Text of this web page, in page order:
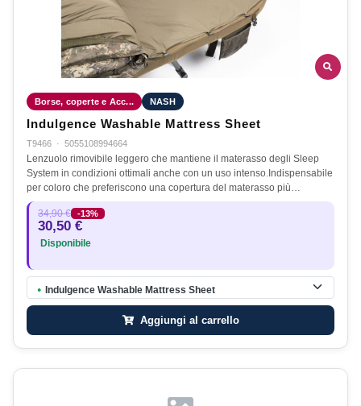
Borse, coperte e Acc... NASH
Indulgence Washable Mattress Sheet
T9466 · 5055108994664
Lenzuolo rimovibile leggero che mantiene il materasso degli Sleep
System in condizioni ottimali anche con un uso intenso.Indispensabile
per coloro che preferiscono una copertura del materasso più…
34,90 € -13%
30,50 €
Disponibile
● Indulgence Washable Mattress Sheet
Aggiungi al carrello